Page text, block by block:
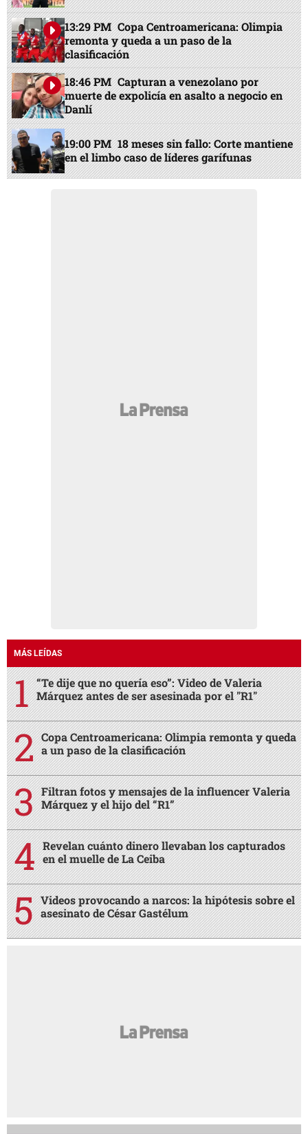
13:29 PM Copa Centroamericana: Olimpia
remonta y queda a un paso de la
clasificación
18:46 PM Capturan a venezolano por
muerte de expolicía en asalto a negocio en
Danlí
19:00 PM 18 meses sin fallo: Corte mantiene
en el limbo caso de líderes garífunas
MÁS LEÍDAS
“Te dije que no quería eso”: Video de Valeria
Márquez antes de ser asesinada por el "R1"
Copa Centroamericana: Olimpia remonta y queda
a un paso de la clasificación
Filtran fotos y mensajes de la influencer Valeria
Márquez y el hijo del “R1”
Revelan cuánto dinero llevaban los capturados
en el muelle de La Ceiba
Videos provocando a narcos: la hipótesis sobre el
asesinato de César Gastélum